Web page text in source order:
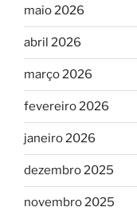
maio 2026
abril 2026
março 2026
fevereiro 2026
janeiro 2026
dezembro 2025
novembro 2025